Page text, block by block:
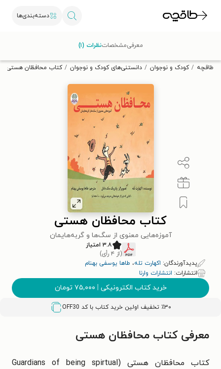
دسته‌بندی‌ها
تخفیف از طاقچه دریافت کن.
طاقچه کودک و نوجوان دانستنی‌های کودک و نوجوان کتاب محافظان هستی
کتاب محافظان هستی
آموزه‌هایی معنوی از سگ‌ها و گربه‌هایمان
۳.۸ امتیاز
(از ۴ رأی)
پدیدآورندگان: اکهارت تله، طاها یوسفی بهنام
انتشارات: انتشارات وارنا
خرید کتاب الکترونیکی | ۷۵,۰۰۰ تومان
٪۳۰ تخفیف اولین خرید کتاب با کد OFF30
معرفیمشخصاتنظرات (۱)
معرفی کتاب محافظان هستی
کتاب محافظان هستی (Guardians of being spirtual